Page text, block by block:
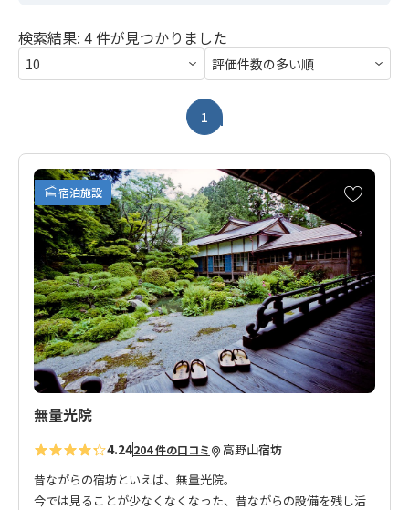
検索結果: 4 件が見つかりました
1
宿泊施設
お
気
に
入
り
に
追
加
無量光院
4.24204 件の口コミ 高野山宿坊
昔ながらの宿坊といえば、無量光院。
今では見ることが少なくなくなった、昔ながらの設備を残し活